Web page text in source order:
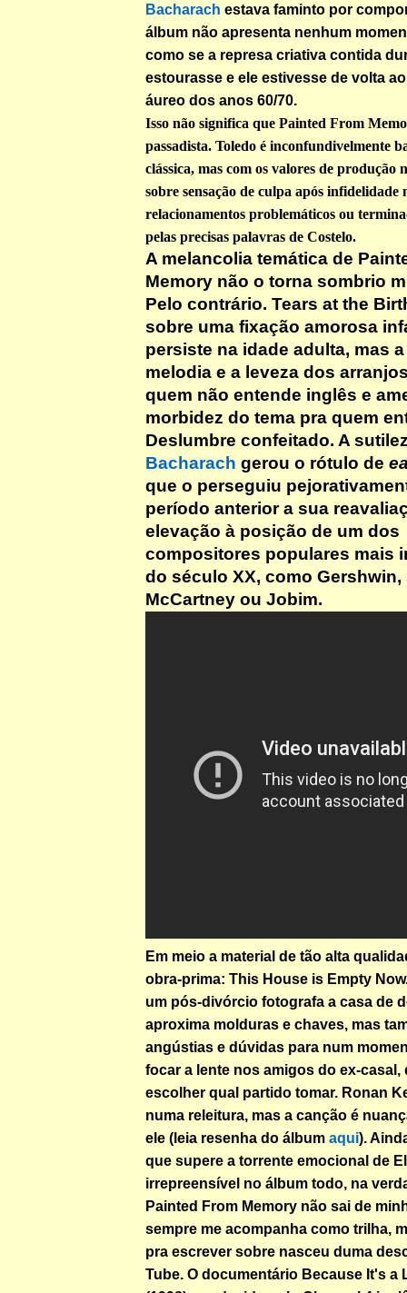
Bacharach estava faminto por
álbum não apresenta nenhum
como se a represa criativa contida
estourasse e ele estivesse de volta
áureo dos anos 60/70.
Isso não significa que Painted From
passadista. Toledo é inconfundivelmente
clássica, mas com os valores de produção
sobre sensação de culpa após infidelidade
relacionamentos problemáticos ou
pelas precisas palavras de Costelo.
A melancolia temática de
Memory não o torna sombrio
Pelo contrário. Tears at the
sobre uma fixação amorosa
persiste na idade adulta, mas
melodia e a leveza dos
quem não entende inglês e
morbidez do tema pra quem
Deslumbre confeitado. A
Bacharach gerou o rótulo de
que o perseguiu
período anterior a sua
elevação à posição de um dos
compositores populares mais
do século XX, como
McCartney ou Jobim.
Em meio a material de tão alta
obra-prima: This House is Empty
um pós-divórcio fotografa a casa de
aproxima molduras e chaves, mas
angústias e dúvidas para num
focar a lente nos amigos do ex-casal,
escolher qual partido tomar. Ronan
numa releitura, mas a canção é
ele (leia resenha do álbum aqui).
que supere a torrente emocional de
irrepreensível no álbum todo, na
Painted From Memory não sai de
sempre me acompanha como trilha,
pra escrever sobre nasceu duma
Tube. O documentário Because It's a